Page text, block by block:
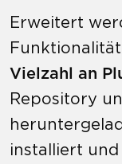
Erweitert
Vielzahl an
Repository
installiert